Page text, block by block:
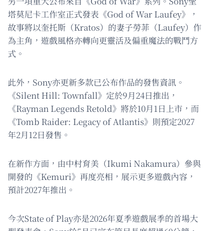
塔莫尼卡工作室正式發表《God of War Laufey》，
故事將以奎托斯（Kratos）的妻子勞菲（Laufey）作
為主角，遊戲風格亦轉向更靈活及偏重魔法的戰鬥方
式。
此外，Sony亦更新多款已公布作品的發售資訊。
《Silent Hill: Townfall》定於9月24日推出，
《Rayman Legends Retold》將於10月1日上市，而
《Tomb Raider: Legacy of Atlantis》則預定2027
年2月12日發售。
在新作方面，由中村育美（Ikumi Nakamura）參與
開發的《Kemuri》再度亮相，展示更多遊戲內容，
預計2027年推出。
今次State of Play亦是2026年夏季遊戲展季的首場大